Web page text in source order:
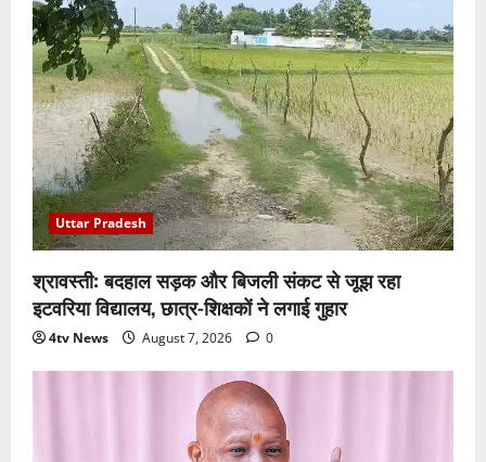
Uttar Pradesh
श्रावस्ती: बदहाल सड़क और बिजली संकट से जूझ रहा
इटवरिया विद्यालय, छात्र-शिक्षकों ने लगाई गुहार
4tv News August 7, 2026 0